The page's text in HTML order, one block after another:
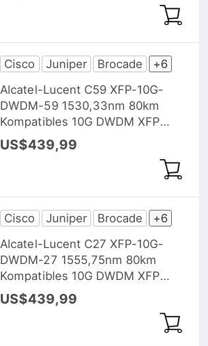
Cisco Juniper Brocade
+6
Alcatel-Lucent C59 XFP-10G-
DWDM-59 1530,33nm 80km
Kompatibles 10G DWDM XFP
Transceiver Modul, DOM
US$439,99
Cisco Juniper Brocade
+6
Alcatel-Lucent C27 XFP-10G-
DWDM-27 1555,75nm 80km
Kompatibles 10G DWDM XFP
Transceiver Modul, DOM
US$439,99